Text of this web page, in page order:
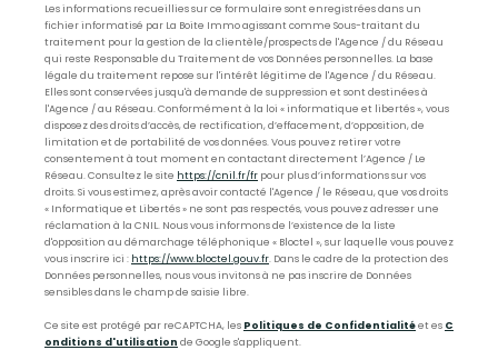
Les informations recueillies sur ce formulaire sont enregistrées dans un
fichier informatisé par La Boite Immo agissant comme Sous-traitant du
traitement pour la gestion de la clientèle/prospects de l'Agence / du Réseau
qui reste Responsable du Traitement de vos Données personnelles. La base
légale du traitement repose sur l'intérêt légitime de l'Agence / du Réseau.
Elles sont conservées jusqu'à demande de suppression et sont destinées à
l'Agence / au Réseau. Conformément à la loi « informatique et libertés », vous
disposez des droits d’accès, de rectification, d’effacement, d’opposition, de
limitation et de portabilité de vos données. Vous pouvez retirer votre
consentement à tout moment en contactant directement l’Agence / Le
Réseau. Consultez le site https://cnil.fr/fr pour plus d’informations sur vos
droits. Si vous estimez, après avoir contacté l'Agence / le Réseau, que vos droits
« Informatique et Libertés » ne sont pas respectés, vous pouvez adresser une
réclamation à la CNIL. Nous vous informons de l’existence de la liste
d'opposition au démarchage téléphonique « Bloctel », sur laquelle vous pouvez
vous inscrire ici : https://www.bloctel.gouv.fr. Dans le cadre de la protection des
Données personnelles, nous vous invitons à ne pas inscrire de Données
sensibles dans le champ de saisie libre.
Ce site est protégé par reCAPTCHA, les Politiques de Confidentialitéet es C
onditions d'utilisation de Google s'appliquent.